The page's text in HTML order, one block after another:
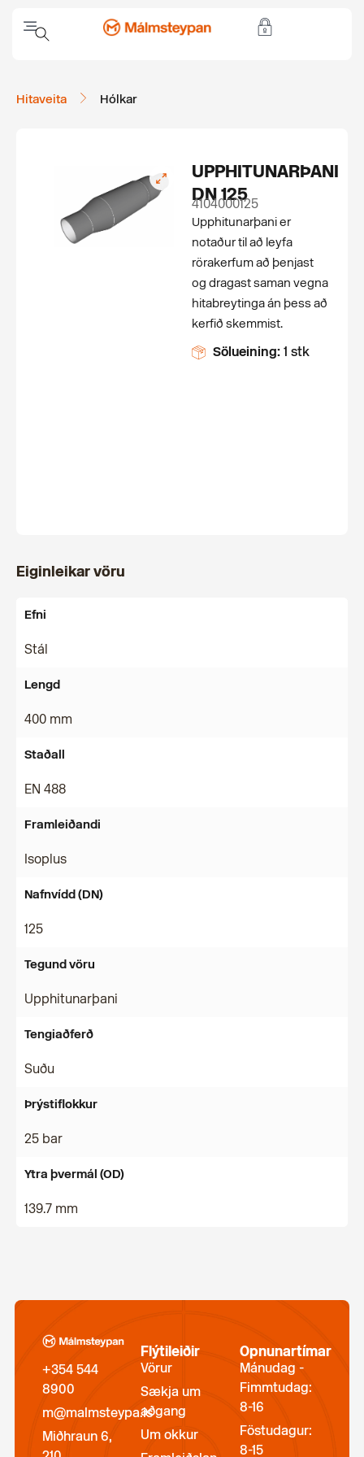
Hitaveita Hólkar
UPPHITUNARÞANI
DN 125
4104000125
Upphitunarþani er
notaður til að leyfa
rörakerfum að þenjast
og dragast saman vegna
hitabreytinga án þess að
kerfið skemmist.
Sölueining:1 stk
Eiginleikar vöru
Efni
Stál
Lengd
400 mm
Staðall
EN 488
Framleiðandi
Isoplus
Nafnvídd (DN)
125
Tegund vöru
Upphitunarþani
Tengiaðferð
Suðu
Þrýstiflokkur
25 bar
Ytra þvermál (OD)
139.7 mm
+354 544
8900
m@malmsteypa.is
Miðhraun 6,
Flýtileiðir
Vörur
Sækja um
aðgang
Um okkur
Opnunartímar
Mánudag -
Fimmtudag:
8-16
Föstudagur:
8-15